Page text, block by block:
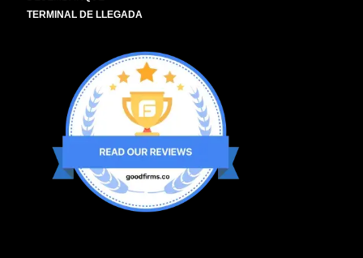
TERMINAL DE LLEGADA